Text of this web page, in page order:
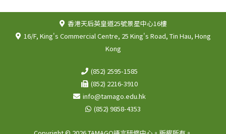
香港天后英皇道25號景星中心16樓
16/F, King's Commercial Centre, 25 King's Road, Tin Hau, Hong
Kong
(852) 2595-1585
(852) 2216-3910
info@tamago.edu.hk
(852) 9858-4353